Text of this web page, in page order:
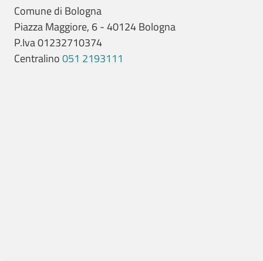
Comune di Bologna
Piazza Maggiore, 6 - 40124 Bologna
P.Iva 01232710374
Centralino051 2193111